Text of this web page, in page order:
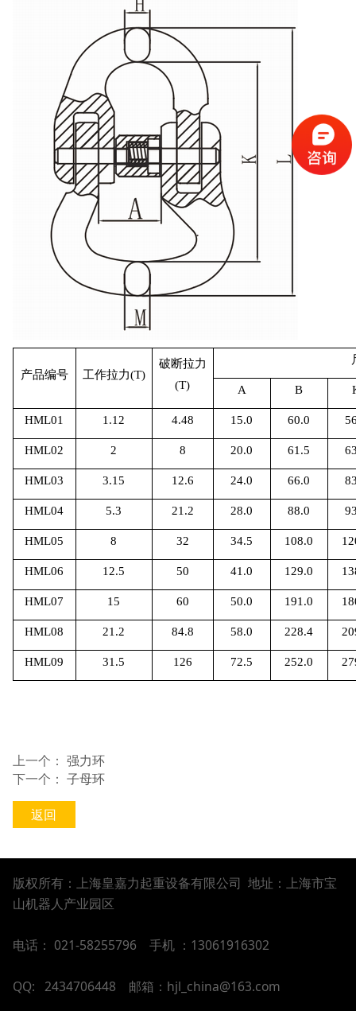
产品编号 工作拉力(T)
破断拉力
(T)
A B
HML01 1.12 4.48 15.0 60.0
HML02 2 8 20.0 61.5
HML03 3.15 12.6 24.0 66.0
HML04 5.3 21.2 28.0 88.0
HML05 8 32 34.5 108.0
HML06 12.5 50 41.0 129.0
HML07 15 60 50.0 191.0
HML08 21.2 84.8 58.0 228.4
HML09 31.5 126 72.5 252.0
上一个： 强力环
下一个： 子母环
返回
版权所有：上海皇嘉力起重设备有限公司 地址：上海市宝
山机器人产业园区
电话： 021-58255796 手机 ：13061916302
QQ: 2434706448 邮箱：hjl_china@163.com